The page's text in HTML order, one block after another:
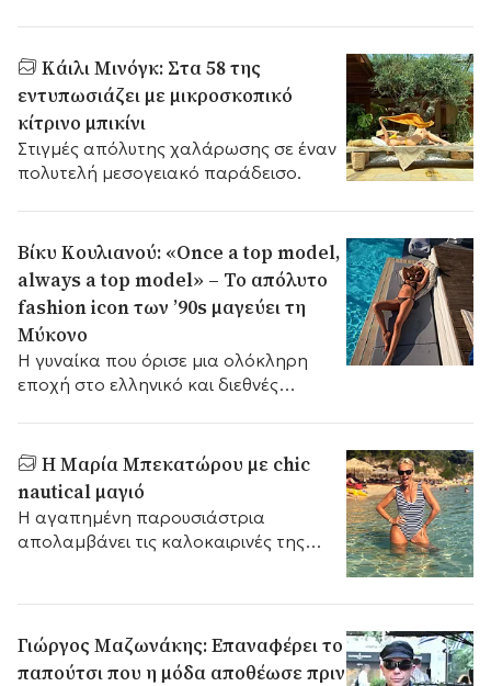
Κάιλι Μινόγκ: Στα 58 της
εντυπωσιάζει με μικροσκοπικό
κίτρινο μπικίνι
Στιγμές απόλυτης χαλάρωσης σε έναν
πολυτελή μεσογειακό παράδεισο.
Βίκυ Κουλιανού: «Once a top model,
always a top model» – Το απόλυτο
fashion icon των ’90s μαγεύει τη
Μύκονο
Η γυναίκα που όρισε μια ολόκληρη
εποχή στο ελληνικό και διεθνές
της παραμένουν ανεξίτηλα στον
χρόνο.
Η Μαρία Μπεκατώρου με chic
nautical μαγιό
Η αγαπημένη παρουσιάστρια
απολαμβάνει τις καλοκαιρινές της
Γιώργος Μαζωνάκης: Επαναφέρει το
παπούτσι που η μόδα αποθέωσε πριν